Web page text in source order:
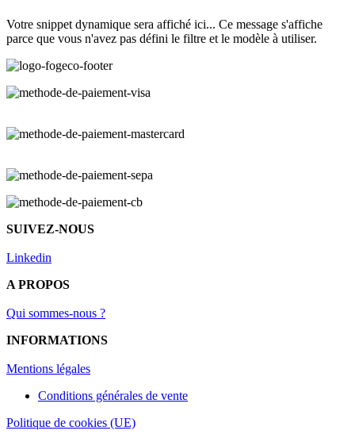
Votre snippet dynamique sera affiché ici... Ce message s'affiche
parce que vous n'avez pas défini le filtre et le modèle à utiliser.
SUIVEZ-NOUS
Linkedin
A PROPOS
Qui sommes-nous ?
INFORMATIONS
Mentions légales
Conditions générales de vente
Politique de cookies (UE)